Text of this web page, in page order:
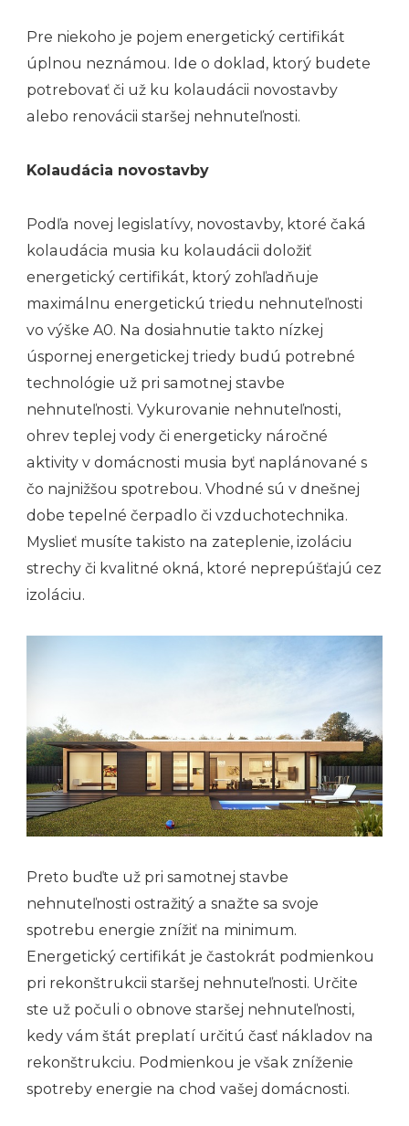
Pre niekoho je pojem energetický certifikát
úplnou neznámou. Ide o doklad, ktorý budete
potrebovať či už ku kolaudácii novostavby
alebo renovácii staršej nehnuteľnosti.
Kolaudácia novostavby
Podľa novej legislatívy, novostavby, ktoré čaká
kolaudácia musia ku kolaudácii doložiť
energetický certifikát, ktorý zohľadňuje
maximálnu energetickú triedu nehnuteľnosti
vo výške A0. Na dosiahnutie takto nízkej
úspornej energetickej triedy budú potrebné
technológie už pri samotnej stavbe
nehnuteľnosti. Vykurovanie nehnuteľnosti,
ohrev teplej vody či energeticky náročné
aktivity v domácnosti musia byť naplánované s
čo najnižšou spotrebou. Vhodné sú v dnešnej
dobe tepelné čerpadlo či vzduchotechnika.
Myslieť musíte takisto na zateplenie, izoláciu
strechy či kvalitné okná, ktoré neprepúšťajú cez
izoláciu.
Preto buďte už pri samotnej stavbe
nehnuteľnosti ostražitý a snažte sa svoje
spotrebu energie znížiť na minimum.
Energetický certifikát je častokrát podmienkou
pri rekonštrukcii staršej nehnuteľnosti. Určite
ste už počuli o obnove staršej nehnuteľnosti,
kedy vám štát preplatí určitú časť nákladov na
rekonštrukciu. Podmienkou je však zníženie
spotreby energie na chod vašej domácnosti.